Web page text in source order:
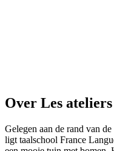
Over Les
Gelegen aan de rand van
ligt taalschool France